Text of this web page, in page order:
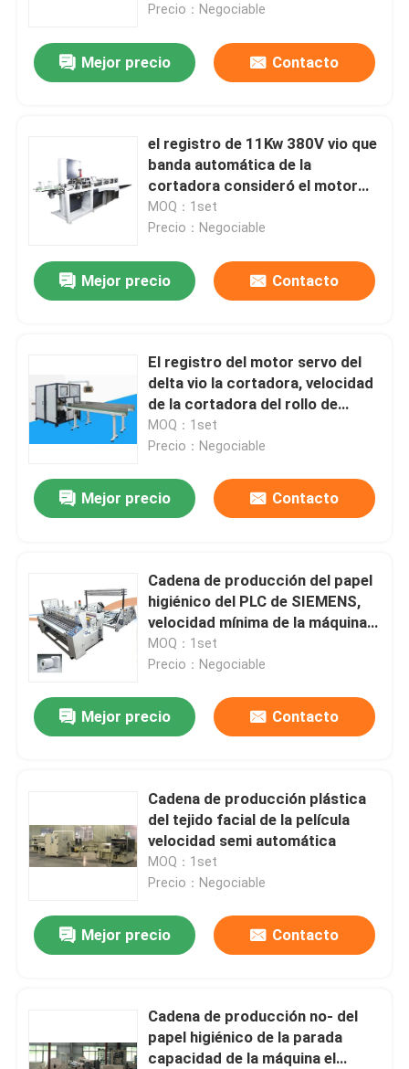
Precio：Negociable
Mejor precio Contacto
el registro de 11Kw 380V vio que
banda automática de la
cortadora consideró el motor
servo del DELTA del cortador
MOQ：1set
Precio：Negociable
Mejor precio Contacto
El registro del motor servo del
delta vio la cortadora, velocidad
de la cortadora del rollo de
retrete
MOQ：1set
Precio：Negociable
Mejor precio Contacto
Cadena de producción del papel
higiénico del PLC de SIEMENS,
velocidad mínima de la máquina
250m/el rebobinar del papel
higiénico
MOQ：1set
Precio：Negociable
Mejor precio Contacto
Cadena de producción plástica
del tejido facial de la película
velocidad semi automática
MOQ：1set
Precio：Negociable
Mejor precio Contacto
Cadena de producción no- del
papel higiénico de la parada
capacidad de la máquina el